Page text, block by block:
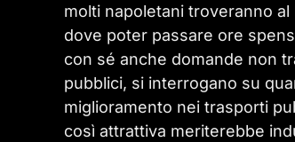
molti napoletani troveranno
dove poter passare ore
con sé anche domande non
pubblici, si interrogano su
miglioramento nei trasporti
così attrattiva meriterebbe